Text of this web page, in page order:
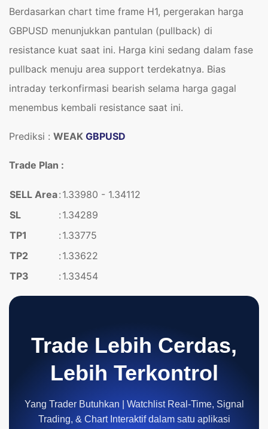
Berdasarkan chart time frame H1, pergerakan harga
GBPUSD menunjukkan pantulan (pullback) di
resistance kuat saat ini. Harga kini sedang dalam fase
pullback menuju area support terdekatnya. Bias
intraday terkonfirmasi bearish selama harga gagal
menembus kembali resistance saat ini.
Prediksi : WEAK GBPUSD
Trade Plan :
SELL Area: 1.33980 - 1.34112
SL
: 1.34289
TP1
: 1.33775
TP2
: 1.33622
TP3
: 1.33454
Trade Lebih Cerdas,
Lebih Terkontrol
Yang Trader Butuhkan | Watchlist Real-Time, Signal
Trading, & Chart Interaktif dalam satu aplikasi